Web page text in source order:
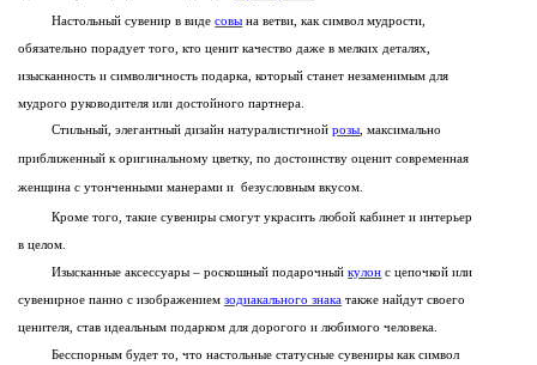
Настольный сувенир в видесовы на ветви, как символ мудрости,
обязательно порадует того, кто ценит качество даже в мелких деталях,
изысканность и символичность подарка, который станет незаменимым для
мудрого руководителя или достойного партнера.
Стильный, элегантный дизайн натуралистичнойрозы , максимально
приближенный к оригинальному цветку, по достоинству оценит современная
женщина с утонченными манерами и безусловным вкусом.
Кроме того, такие сувениры смогут украсить любой кабинет и интерьер
в целом.
Изысканные аксессуары – роскошный подарочныйкулон с цепочкой или
сувенирное панно с изображением зодиакального знака также найдут своего
ценителя, став идеальным подарком для дорогого и любимого человека.
Бесспорным будет то, что настольные статусные сувениры как символ